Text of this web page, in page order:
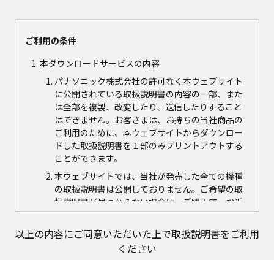
ご利用の条件
本ダウンロードサービスの内容
パナソニック株式会社の許可なく本ウェブサイト
に公開されている取扱説明書の内容の一部、また
は全部を複製、改変したり、送信したりすること
はできません。お客さまは、お持ちの当社商品の
ご利用のために、本ウェブサイトからダウンロー
ドした取扱説明書を１部のみプリントアウトする
ことができます。
本ウェブサイトでは、当社が発売した全ての機種
の取扱説明書は公開しておりません。ご希望の取
扱説明書が見つからない場合は、ご購入店、お近
くの当社商品の取扱店、または当社サービス会社
に直接お問い合わせの上、ご購入いただきますよ
うお願いいたします。ただし、商品自体の生産中
止などの理由により、当該商品につき取扱説明書
以上の内容にご同意いただいた上で取扱説明書をご利用
ください